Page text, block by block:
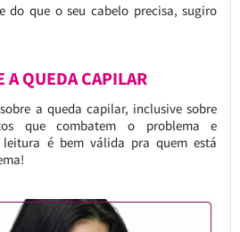
do que o seu cabelo precisa, sugiro
A QUEDA CAPILAR
a queda capilar, inclusive sobre
que combatem o problema e
é bem válida pra quem está